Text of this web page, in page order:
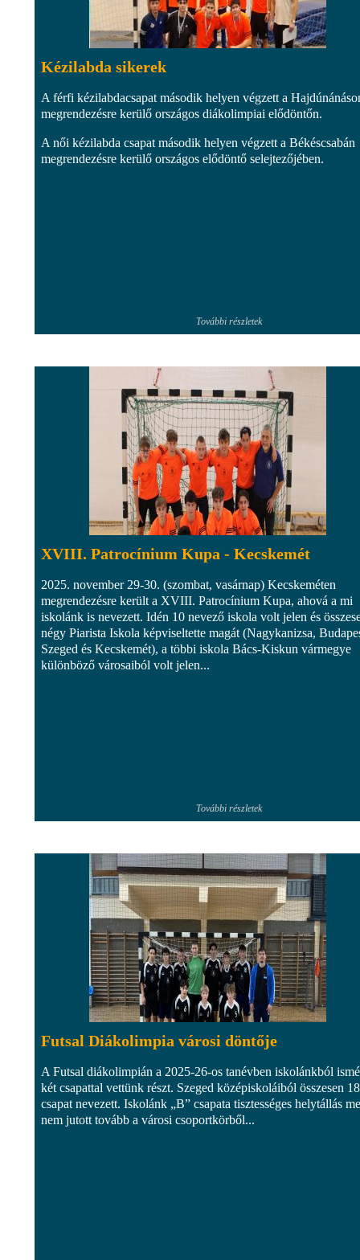
Kézilabda sikerek
A férfi kézilabdacsapat második helyen végzett a
megrendezésre kerülő országos diákolimpiai elődöntőn.
A női kézilabda csapat második helyen végzett a Békéscsabán
megrendezésre kerülő országos elődöntő selejtezőjében.
További részletek
XVIII. Patrocínium Kupa - Kecskemét
2025. november 29-30. (szombat, vasárnap) Kecskeméten
megrendezésre került a XVIII. Patrocínium Kupa, ahová a mi
iskolánk is nevezett. Idén 10 nevező iskola volt jelen és
négy Piarista Iskola képviseltette magát (Nagykanizsa,
Szeged és Kecskemét), a többi iskola Bács-Kiskun vármegye
különböző városaiból volt jelen...
További részletek
Futsal Diákolimpia városi döntője
A Futsal diákolimpián a 2025-26-os tanévben iskolánkból
két csapattal vettünk részt. Szeged középiskoláiból összesen 18
csapat nevezett. Iskolánk „B” csapata tisztességes helytállás
nem jutott tovább a városi csoportkörből...